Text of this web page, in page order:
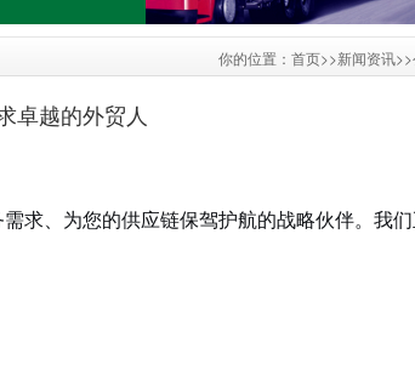
你的位置： 首页>>新闻资讯>>
卓越的外贸人
求、为您的供应链保驾护航的战略伙伴。我